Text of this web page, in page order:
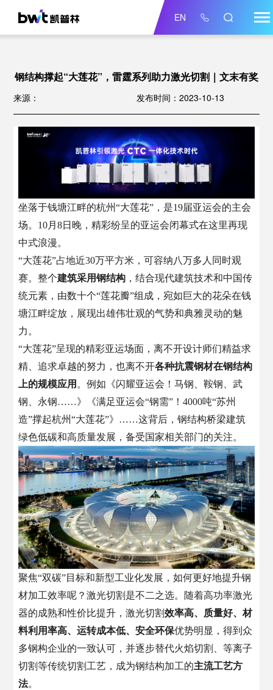
EN
钢结构撑起“大莲花”，雷霆系列助力激光切割｜文末有奖
来源： 发布时间：2023-10-13
坐落于钱塘江畔的杭州“大莲花”，是19届亚运会的主会
场。10月8日晚，精彩纷呈的亚运会闭幕式在这里再现
中式浪漫。
“大莲花”占地近30万平方米，可容纳八万多人同时观
赛。整个建筑采用钢结构 ，结合现代建筑技术和中国传
统元素，由数十个“莲花瓣”组成，宛如巨大的花朵在钱
塘江畔绽放，展现出雄伟壮观的气势和典雅灵动的魅
力。
“大莲花”呈现的精彩亚运场面，离不开设计师们精益求
精、追求卓越的努力，也离不开各种抗震钢材在钢结构
上的规模应用 。例如《闪耀亚运会！马钢、鞍钢、武
钢、永钢……》《满足亚运会“钢需”！4000吨“苏州
造”撑起杭州“大莲花”》……这背后，钢结构桥梁建筑
绿色低碳和高质量发展，备受国家相关部门的关注。
聚焦“双碳”目标和新型工业化发展，如何更好地提升钢
材加工效率呢？激光切割是不二之选。随着高功率激光
器的成熟和性价比提升，激光切割效率高、质量好、材
料利用率高、运转成本低、安全环保优势明显，得到众
多钢构企业的一致认可，并逐步替代火焰切割、等离子
切割等传统切割工艺，成为钢结构加工的主流工艺方
法。